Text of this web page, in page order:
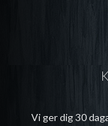
Vi ger dig 30